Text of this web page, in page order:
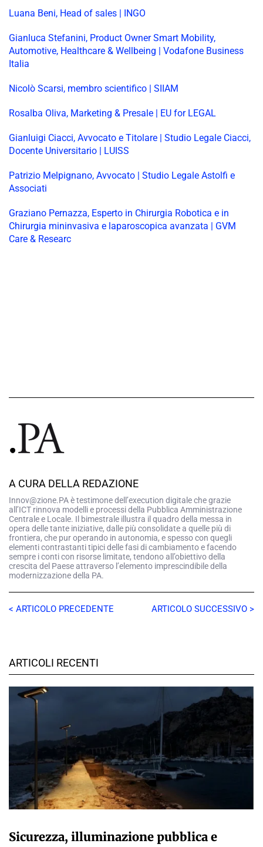
Luana Beni, Head of sales | INGO
Gianluca Stefanini, Product Owner Smart Mobility,
Automotive, Healthcare & Wellbeing | Vodafone Business
Italia
Nicolò Scarsi, membro scientifico | SIIAM
Rosalba Oliva, Marketing & Presale | EU for LEGAL
Gianluigi Ciacci, Avvocato e Titolare | Studio Legale Ciacci,
Docente Universitario | LUISS
Patrizio Melpignano, Avvocato | Studio Legale Astolfi e
Associati
Graziano Pernazza, Esperto in Chirurgia Robotica e in
Chirurgia mininvasiva e laparoscopica avanzata | GVM
Care & Researc
A CURA DELLA REDAZIONE
Innov@zione.PA è testimone dell’execution digitale che grazie
all’ICT rinnova modelli e processi della Pubblica Amministrazione
Centrale e Locale. Il bimestrale illustra il quadro della messa in
opera delle tante iniziative, dalle più consolidate a quelle più di
frontiera, che pur operando in autonomia, e spesso con quegli
elementi contrastanti tipici delle fasi di cambiamento e facendo
sempre i conti con risorse limitate, tendono all’obiettivo della
crescita del Paese attraverso l’elemento imprescindibile della
modernizzazione della PA.
< ARTICOLO PRECEDENTE ARTICOLO SUCCESSIVO >
ARTICOLI RECENTI
Sicurezza, illuminazione pubblica e